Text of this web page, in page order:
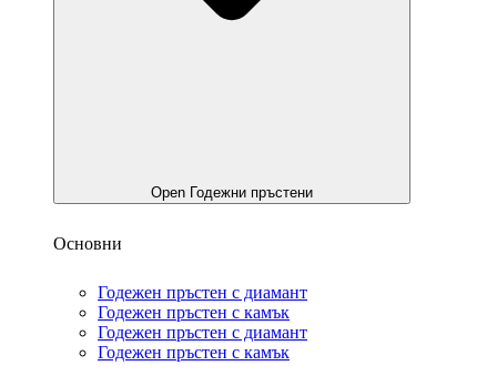
Open Годежни пръстени
Основни
Годежен пръстен с диамант
Годежен пръстен с камък
Годежен пръстен с диамант
Годежен пръстен с камък